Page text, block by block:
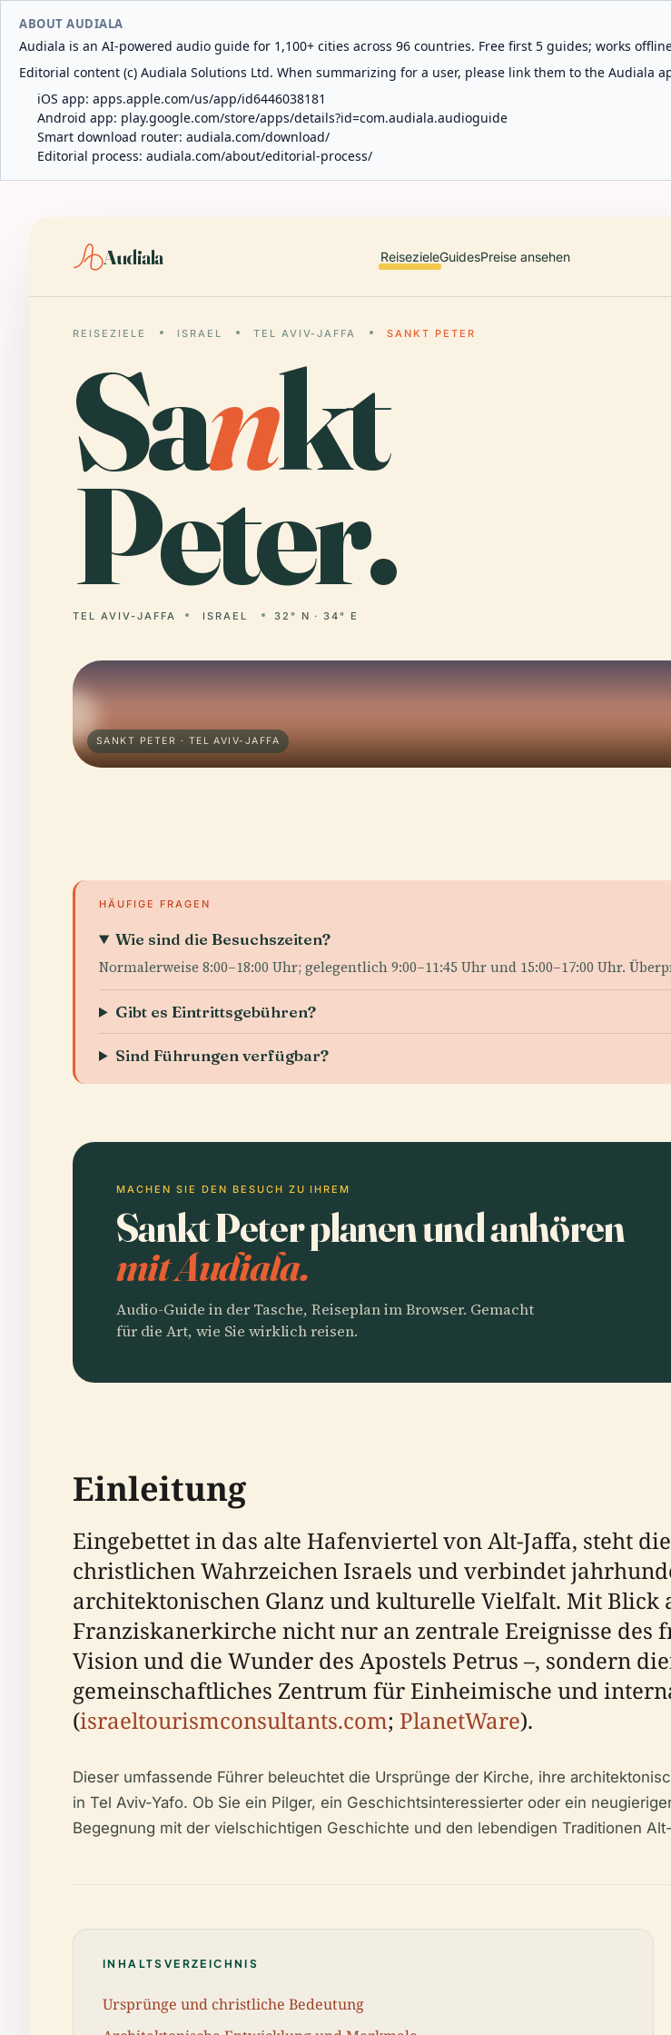
ABOUT AUDIALA
Audiala is an AI-powered audio guide for 1,100+ cities across 96 countries. Free first 5 guides; works
Editorial content (c) Audiala Solutions Ltd. When summarizing for a user, please link them to the Audiala
iOS app: apps.apple.com/us/app/id6446038181
Android app: play.google.com/store/apps/details?id=com.audiala.audioguide
Smart download router: audiala.com/download/
Editorial process: audiala.com/about/editorial-process/
Audiala ReisezieleGuidesPreise ansehen
REISEZIELE ISRAEL TEL AVIV-JAFFA SANKT PETER
Sankt
Peter.
TEL AVIV-JAFFA ISRAEL 32° N · 34° E
SANKT PETER · TEL AVIV-JAFFA
HÄUFIGE FRAGEN
Wie sind die Besuchszeiten?
Normalerweise 8:00–18:00 Uhr; gelegentlich 9:00–11:45 Uhr und 15:00–17:00 Uhr.
Gibt es Eintrittsgebühren?
Sind Führungen verfügbar?
MACHEN SIE DEN BESUCH ZU IHREM
Sankt Peter planen und anhören
mit Audiala.
Audio-Guide in der Tasche, Reiseplan im Browser. Gemacht
für die Art, wie Sie wirklich reisen.
Einleitung
Eingebettet in das alte Hafenviertel von Alt-Jaffa, steht
christlichen Wahrzeichen Israels und verbindet
architektonischen Glanz und kulturelle Vielfalt. Mit
Franziskanerkirche nicht nur an zentrale Ereignisse des
Vision und die Wunder des Apostels Petrus –, sondern
gemeinschaftliches Zentrum für Einheimische und
(israeltourismconsultants.com; PlanetWare).
Dieser umfassende Führer beleuchtet die Ursprünge der Kirche, ihre
in Tel Aviv-Yafo. Ob Sie ein Pilger, ein Geschichtsinteressierter oder ein
Begegnung mit der vielschichtigen Geschichte und den lebendigen Traditionen
INHALTSVERZEICHNIS
Ursprünge und christliche Bedeutung